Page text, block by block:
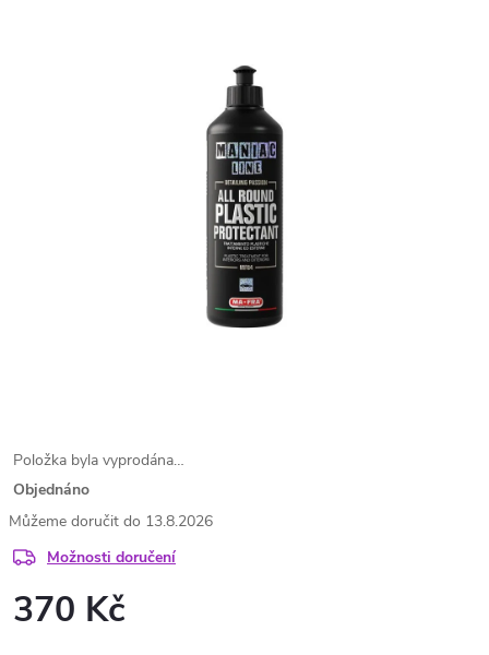
Položka byla vyprodána…
Objednáno
13.8.2026
Možnosti doručení
370 Kč